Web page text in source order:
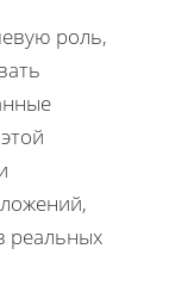
роль,
реальных